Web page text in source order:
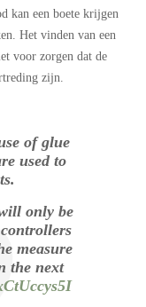
kan een boete krijgen
Het vinden van een
voor zorgen dat de
zijn.
of glue
used to
only be
measure
the next